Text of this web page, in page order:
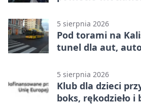
5 sierpnia 2026
Pod torami na
tunel dla aut,
5 sierpnia 2026
Klub dla dzieci
boks, rękodzieło i